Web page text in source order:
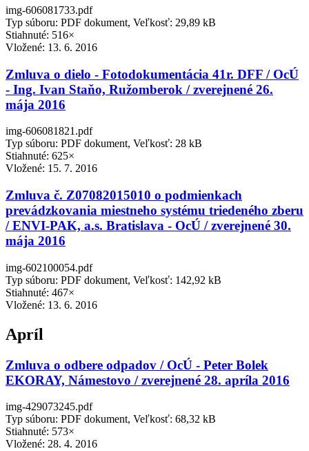
img-606081733.pdf
Typ súboru: PDF dokument, Veľkosť: 29,89 kB
Stiahnuté: 516×
Vložené: 13. 6. 2016
Zmluva o dielo - Fotodokumentácia 41r. DFF / OcÚ
- Ing. Ivan Staňo, Ružomberok / zverejnené 26.
mája 2016
img-606081821.pdf
Typ súboru: PDF dokument, Veľkosť: 28 kB
Stiahnuté: 625×
Vložené: 15. 7. 2016
Zmluva č. Z07082015010 o podmienkach
prevádzkovania miestneho systému triedeného zberu
/ ENVI-PAK, a.s. Bratislava - OcÚ / zverejnené 30.
mája 2016
img-602100054.pdf
Typ súboru: PDF dokument, Veľkosť: 142,92 kB
Stiahnuté: 467×
Vložené: 13. 6. 2016
Apríl
Zmluva o odbere odpadov / OcÚ - Peter Bolek
EKORAY, Námestovo / zverejnené 28. apríla 2016
img-429073245.pdf
Typ súboru: PDF dokument, Veľkosť: 68,32 kB
Stiahnuté: 573×
Vložené: 28. 4. 2016